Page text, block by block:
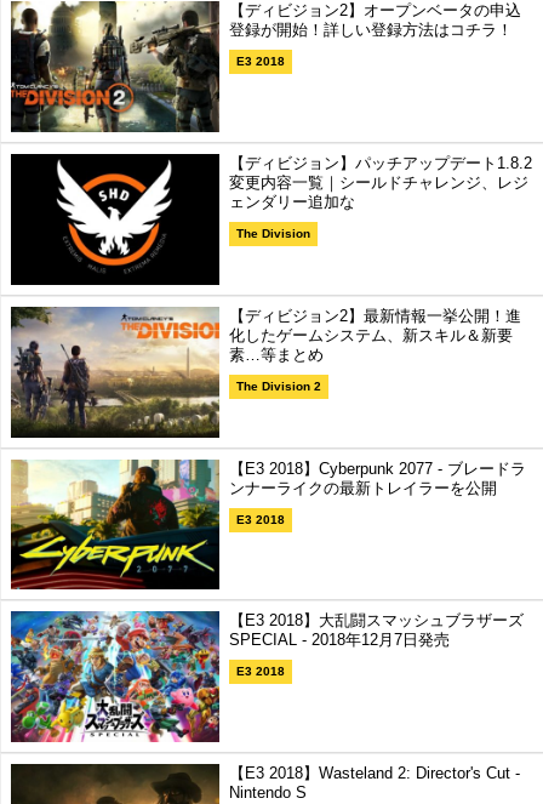
【ディビジョン2】オープンベータの申込
登録が開始！詳しい登録方法はコチラ！
E3 2018
【ディビジョン】パッチアップデート1.8.2
変更内容一覧｜シールドチャレンジ、レジ
ェンダリー追加な
The Division
【ディビジョン2】最新情報一挙公開！進
化したゲームシステム、新スキル＆新要
素…等まとめ
The Division 2
【E3 2018】Cyberpunk 2077 - ブレードラ
ンナーライクの最新トレイラーを公開
E3 2018
【E3 2018】大乱闘スマッシュブラザーズ
SPECIAL - 2018年12月7日発売
E3 2018
【E3 2018】Wasteland 2: Director's Cut -
Nintendo S